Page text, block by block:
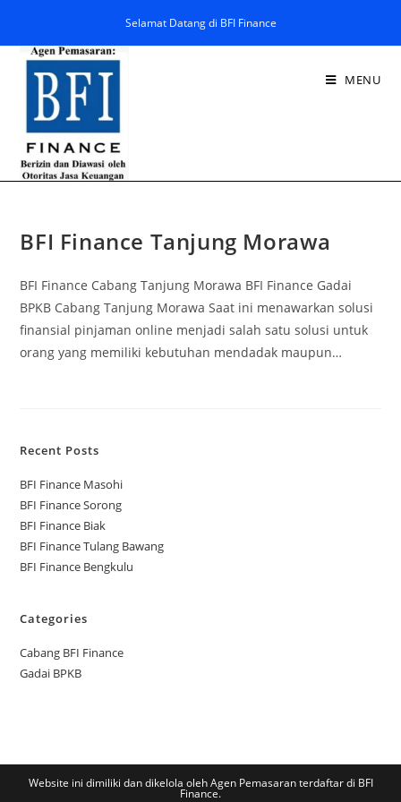
Selamat Datang di BFI Finance
MENU
BFI Finance Tanjung Morawa
BFI Finance Cabang Tanjung Morawa BFI Finance Gadai
BPKB Cabang Tanjung Morawa Saat ini menawarkan solusi
finansial pinjaman online menjadi salah satu solusi untuk
orang yang memiliki kebutuhan mendadak maupun…
Recent Posts
BFI Finance Masohi
BFI Finance Sorong
BFI Finance Biak
BFI Finance Tulang Bawang
BFI Finance Bengkulu
Categories
Cabang BFI Finance
Gadai BPKB
Website ini dimiliki dan dikelola oleh Agen Pemasaran terdaftar di BFI
Finance.